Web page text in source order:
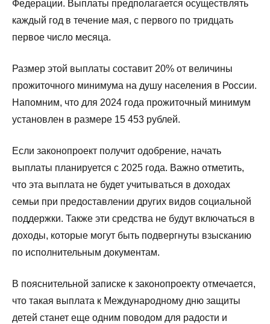
Федерации. Выплаты предполагается осуществлять
каждый год в течение мая, с первого по тридцать
первое число месяца.
Размер этой выплаты составит 20% от величины
прожиточного минимума на душу населения в России.
Напомним, что для 2024 года прожиточный минимум
установлен в размере 15 453 рублей.
Если законопроект получит одобрение, начать
выплаты планируется с 2025 года. Важно отметить,
что эта выплата не будет учитываться в доходах
семьи при предоставлении других видов социальной
поддержки. Также эти средства не будут включаться в
доходы, которые могут быть подвергнуты взысканию
по исполнительным документам.
В пояснительной записке к законопроекту отмечается,
что такая выплата к Международному дню защиты
детей станет еще одним поводом для радости и